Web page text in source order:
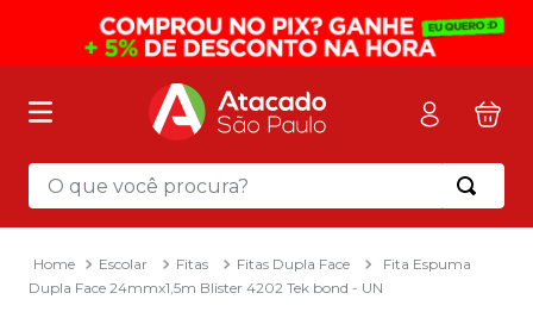
O que você procura?
Escolar Fitas Fitas Dupla Face
Fita Espuma
Dupla Face 24mmx1,5m Blister 4202 Tek bond - UN
Termos mais buscados
mochila
2º sacola